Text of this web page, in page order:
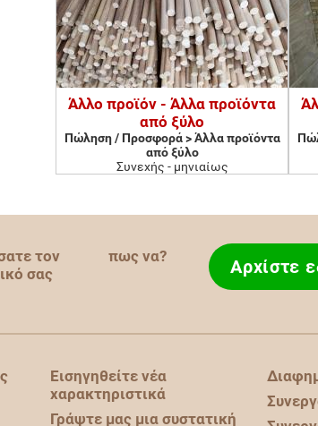
Άλλο προϊόν - Άλλα προϊόντα
από ξύλο
Πώληση / Προσφορά > Άλλα προϊόντα
από ξύλο
Συνεχής - μηνιαίως
τον
σας
πως να? Αρχίστε
Εισηγηθείτε νέα
χαρακτηριστικά
Γράψτε μας μια συστατική